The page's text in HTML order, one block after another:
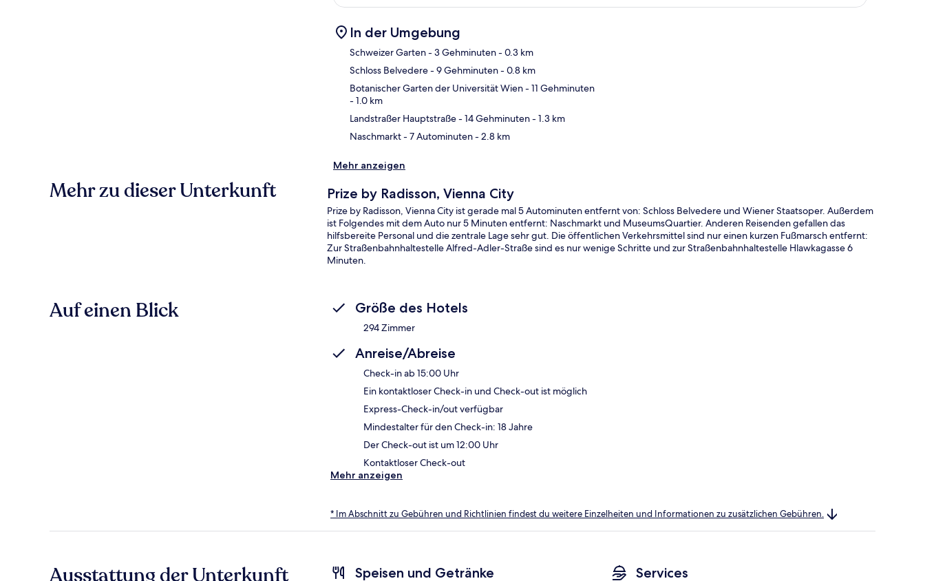
In der Umgebung
Schweizer Garten- 3 Gehminuten- 0.3 km
Schloss Belvedere- 9 Gehminuten- 0.8 km
Botanischer Garten der Universität Wien- 11 Gehminuten
- 1.0 km
Landstraßer Hauptstraße- 14 Gehminuten- 1.3 km
Naschmarkt- 7 Autominuten- 2.8 km
Mehr anzeigen
Mehr zu dieser Unterkunft Prize by Radisson, Vienna City
Prize by Radisson, Vienna City ist gerade mal 5 Autominuten entfernt von: Schloss Belvedere und Wiener Staatsoper. Außerdem
ist Folgendes mit dem Auto nur 5 Minuten entfernt: Naschmarkt und MuseumsQuartier. Anderen Reisenden gefallen das
hilfsbereite Personal und die zentrale Lage sehr gut. Die öffentlichen Verkehrsmittel sind nur einen kurzen Fußmarsch entfernt:
Zur Straßenbahnhaltestelle Alfred-Adler-Straße sind es nur wenige Schritte und zur Straßenbahnhaltestelle Hlawkagasse 6
Minuten.
Auf einen Blick Größe des Hotels
294 Zimmer
Anreise/Abreise
Check-in ab 15:00 Uhr
Ein kontaktloser Check-in und Check-out ist möglich
Express-Check-in/out verfügbar
Mindestalter für den Check-in: 18 Jahre
Der Check-out ist um 12:00 Uhr
Kontaktloser Check-out
Mehr anzeigen
* Im Abschnitt zu Gebühren und Richtlinien findest du weitere Einzelheiten und Informationen zu zusätzlichen Gebühren.
Ausstattung der Unterkunft Speisen und Getränke Services